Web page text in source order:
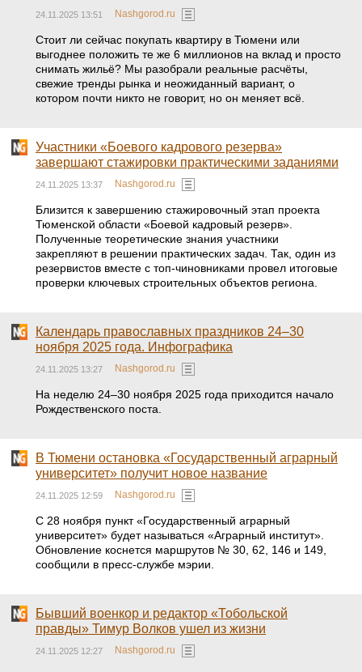
24.11.2025 13:51 Nashgorod.ru
Стоит ли сейчас покупать квартиру в Тюмени или
выгоднее положить те же 6 миллионов на вклад и просто
снимать жильё? Мы разобрали реальные расчёты,
свежие тренды рынка и неожиданный вариант, о
котором почти никто не говорит, но он меняет всё.
Участники «Боевого кадрового резерва»
завершают стажировки практическими заданиями
24.11.2025 13:37 Nashgorod.ru
Близится к завершению стажировочный этап проекта
Тюменской области «Боевой кадровый резерв».
Полученные теоретические знания участники
закрепляют в решении практических задач. Так, один из
резервистов вместе с топ-чиновниками провел итоговые
проверки ключевых строительных объектов региона.
Календарь православных праздников 24–30
ноября 2025 года. Инфографика
24.11.2025 13:27 Nashgorod.ru
На неделю 24–30 ноября 2025 года приходится начало
Рождественского поста.
В Тюмени остановка «Государственный аграрный
университет» получит новое название
24.11.2025 12:59 Nashgorod.ru
С 28 ноября пункт «Государственный аграрный
университет» будет называться «Аграрный институт».
Обновление коснется маршрутов № 30, 62, 146 и 149,
сообщили в пресс-службе мэрии.
Бывший военкор и редактор «Тобольской
правды» Тимур Волков ушел из жизни
24.11.2025 12:27 Nashgorod.ru